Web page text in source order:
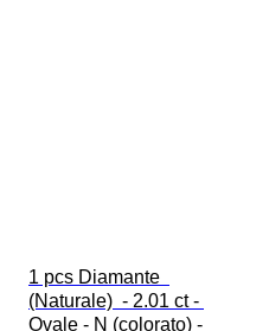
1 pcs Diamante
(Naturale)  - 2.01 ct -
Ovale - N (colorato) -